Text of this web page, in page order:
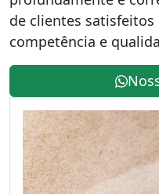
de clientes
competência e